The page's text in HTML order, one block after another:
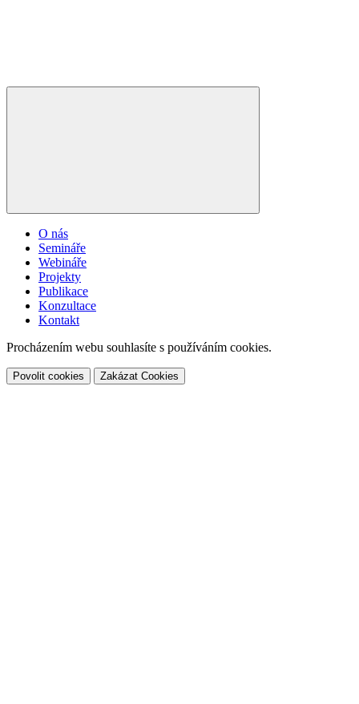
O nás
Semináře
Webináře
Projekty
Publikace
Konzultace
Kontakt
Procházením webu souhlasíte s používáním cookies.
Povolit cookies Zakázat Cookies